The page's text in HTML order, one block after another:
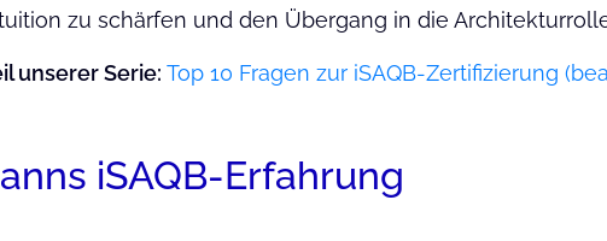
zu schärfen und den Übergang in die
unserer Serie: Top 10 Fragen zur iSAQB-Zertifizierung
iSAQB-Erfahrung